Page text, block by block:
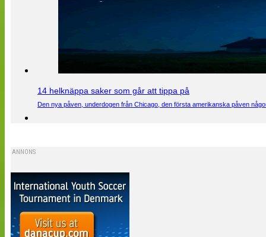
14 helknäppa saker som går att tippa på
Den nya påven, underdogen från Chicago, den första amerikanska påven
ANNONS